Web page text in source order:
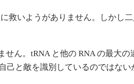
いようがありません。しかし
ん。tRNA と他の RNA の最大の
と敵を識別しているのではない